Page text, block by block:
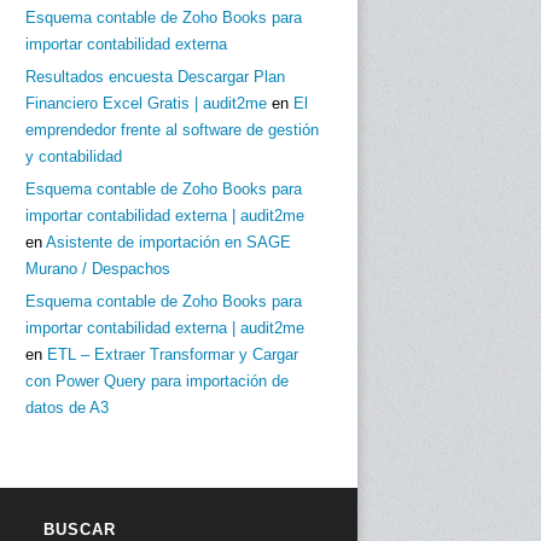
Esquema contable de Zoho Books para
importar contabilidad externa
Resultados encuesta Descargar Plan
Financiero Excel Gratis | audit2me en El
emprendedor frente al software de gestión
y contabilidad
Esquema contable de Zoho Books para
importar contabilidad externa | audit2me
en Asistente de importación en SAGE
Murano / Despachos
Esquema contable de Zoho Books para
importar contabilidad externa | audit2me
en ETL – Extraer Transformar y Cargar
con Power Query para importación de
datos de A3
BUSCAR